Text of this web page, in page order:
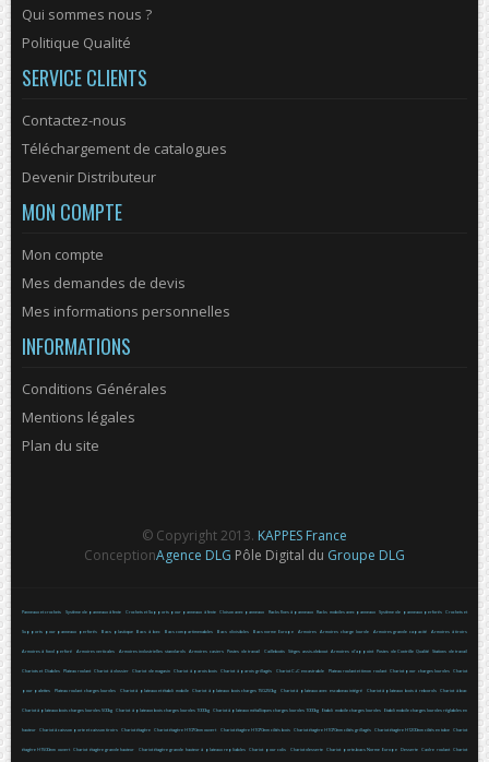
Qui sommes nous ?
Politique Qualité
SERVICE CLIENTS
Contactez-nous
Téléchargement de catalogues
Devenir Distributeur
MON COMPTE
Mon compte
Mes demandes de devis
Mes informations personnelles
INFORMATIONS
Conditions Générales
Mentions légales
Plan du site
© Copyright 2013. KAPPES France
ConceptionAgence DLG Pôle Digital du Groupe DLG
Panneaux et crochets Système de panneaux à fente Crochets et Supports pour panneaux à fente Cloison avec panneaux Racks fixes à panneaux Racks mobiles avec panneaux Système de panneaux perforés Crochets et
Supports pour panneaux perforés Bacs plastique Bacs à bec Bacs compartimenables Bacs divisibles Bacs norme Europe Armoires Armoires charge lourde Armoires grande capacité Armoires à tiroirs
Armoires à fond perforé Armoires verticales Armoires industrielles standards Armoires casiers Postes de travail Caillebotis Sièges assis-debout Armoires d'appoint Postes de Contrôle Qualité Stations de travail
Chariots et Diables Plateau roulant Chariot à dossier Chariot de magasin Chariot à parois bois Chariot à parois grillagés Chariot C+C encastrable Plateau roulant et timon roulant Chariot pour charges lourdes Chariot
pour palettes Plateau roulant charges lourdes Chariot à plateaux et établi mobile Chariot à plateaux bois charges 150-250kg Chariot à plateaux avec escabeau intégré Chariot à plateaux bois à rebords Chariot à bac
Chariot à plateaux bois charges lourdes 500kg Chariot à plateaux bois charges lourdes 1000kg Chariot à plateaux métalliques charges lourdes 1000kg Etabli mobile charges lourdes Etabli mobile charges lourdes réglables en
hauteur Chariot à caisson porte et caisson tiroirs Chariot étagère Chariot étagère H1070mm ouvert Chariot étagère H1070mm côtés bois Chariot étagère H1070mm côtés grillagés Chariot étagère H1200mm côtés en tube Chariot
étagère H1500mm ouvert Chariot étagère grande hauteur Chariot étagère grande hauteur à plateaux repliables Chariot pour colis Chariot desserte Chariot porte-bacs Norme Europe Desserte Cadre roulant Chariot